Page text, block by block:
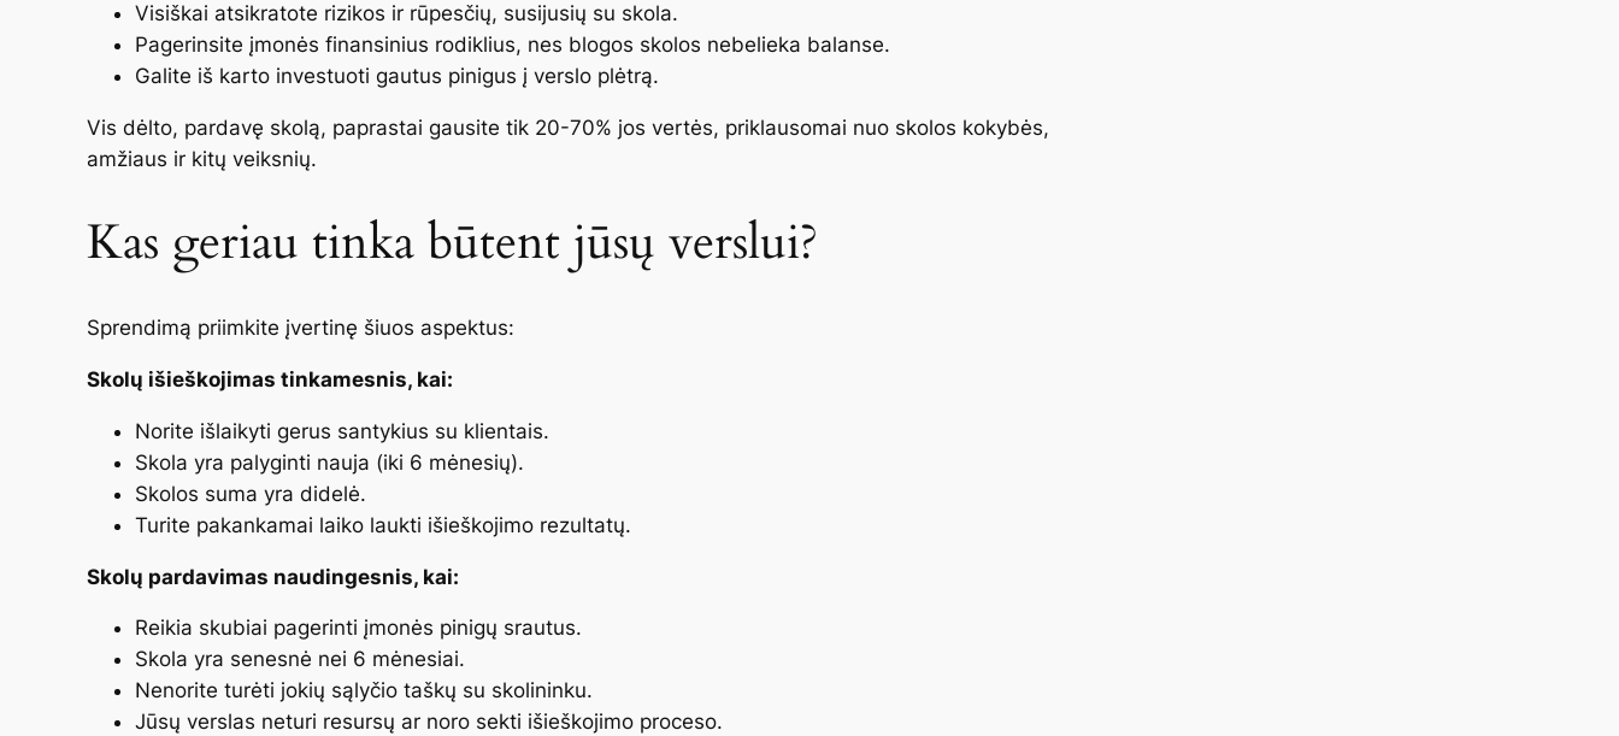
Visiškai atsikratote rizikos ir rūpesčių, susijusių su skola.
Pagerinsite įmonės finansinius rodiklius, nes blogos skolos nebelieka balanse.
Galite iš karto investuoti gautus pinigus į verslo plėtrą.
Vis dėlto, pardavę skolą, paprastai gausite tik 20-70% jos vertės, priklausomai nuo skolos kokybės,
amžiaus ir kitų veiksnių.
Kas geriau tinka būtent jūsų verslui?
Sprendimą priimkite įvertinę šiuos aspektus:
Skolų išieškojimas tinkamesnis, kai:
Norite išlaikyti gerus santykius su klientais.
Skola yra palyginti nauja (iki 6 mėnesių).
Skolos suma yra didelė.
Turite pakankamai laiko laukti išieškojimo rezultatų.
Skolų pardavimas naudingesnis, kai:
Reikia skubiai pagerinti įmonės pinigų srautus.
Skola yra senesnė nei 6 mėnesiai.
Nenorite turėti jokių sąlyčio taškų su skolininku.
Jūsų verslas neturi resursų ar noro sekti išieškojimo proceso.